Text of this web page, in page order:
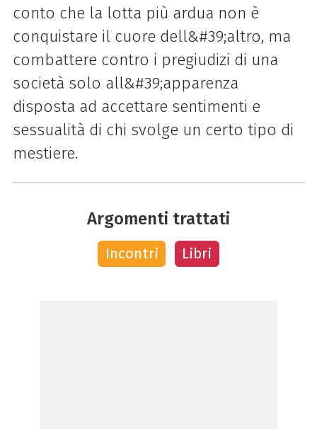
conto che la lotta più ardua non è
conquistare il cuore dell&#39;altro, ma
combattere contro i pregiudizi di una
società solo all&#39;apparenza
disposta ad accettare sentimenti e
sessualità di chi svolge un certo tipo di
mestiere.
Argomenti trattati
Incontri Libri